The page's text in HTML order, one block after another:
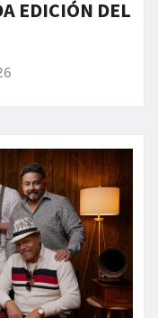
EDICIÓN DEL